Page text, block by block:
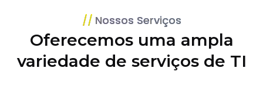
Nossos Serviços
Oferecemos uma ampla
variedade de serviços de TI